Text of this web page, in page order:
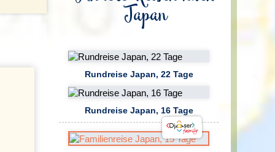
Japan
Rundreise Japan, 22 Tage
Rundreise Japan, 16 Tage